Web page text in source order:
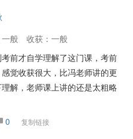
般
收获：一般
前才自学理解了这门课，考前
觉收获很大，比冯老师讲的更
解，老师课上讲的还是太粗略
0 复制链接